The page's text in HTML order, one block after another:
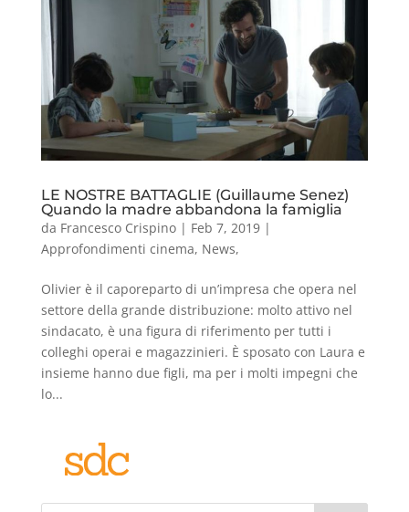
LE NOSTRE BATTAGLIE (Guillaume Senez)
Quando la madre abbandona la famiglia
da Francesco Crispino| Feb 7, 2019|
Approfondimenti cinema, News,
Olivier è il caporeparto di un’impresa che opera nel
settore della grande distribuzione: molto attivo nel
sindacato, è una figura di riferimento per tutti i
colleghi operai e magazzinieri. È sposato con Laura e
insieme hanno due figli, ma per i molti impegni che
lo...